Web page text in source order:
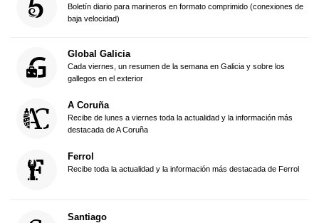
Boletín diario para marineros en formato comprimido (conexiones de
baja velocidad)
Global Galicia
Cada viernes, un resumen de la semana en Galicia y sobre los
gallegos en el exterior
A Coruña
Recibe de lunes a viernes toda la actualidad y la información más
destacada de A Coruña
Ferrol
Recibe toda la actualidad y la información más destacada de Ferrol
Santiago